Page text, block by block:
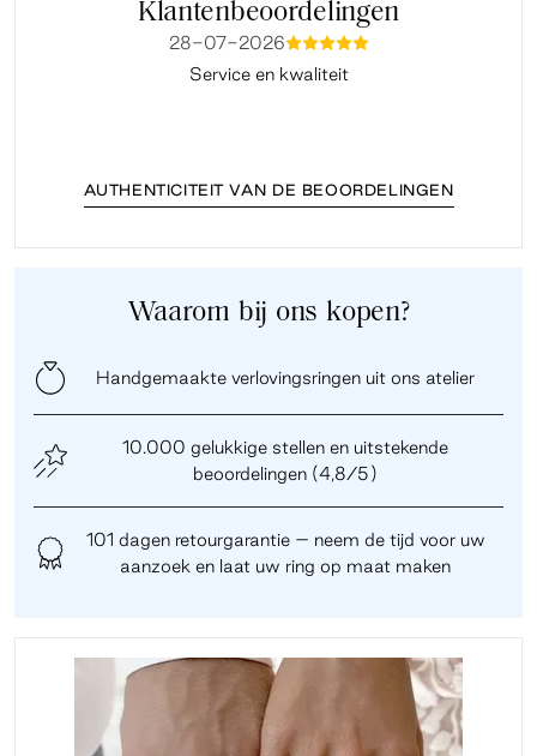
Klantenbeoordelingen
28-07-2026mmmmm
Service en kwaliteit
AUTHENTICITEIT VAN DE BEOORDELINGEN
Waarom bij ons kopen?
Handgemaakte verlovingsringen uit ons atelier
10.000 gelukkige stellen en uitstekende
beoordelingen (4,8/5)
101 dagen retourgarantie – neem de tijd voor uw
aanzoek en laat uw ring op maat maken